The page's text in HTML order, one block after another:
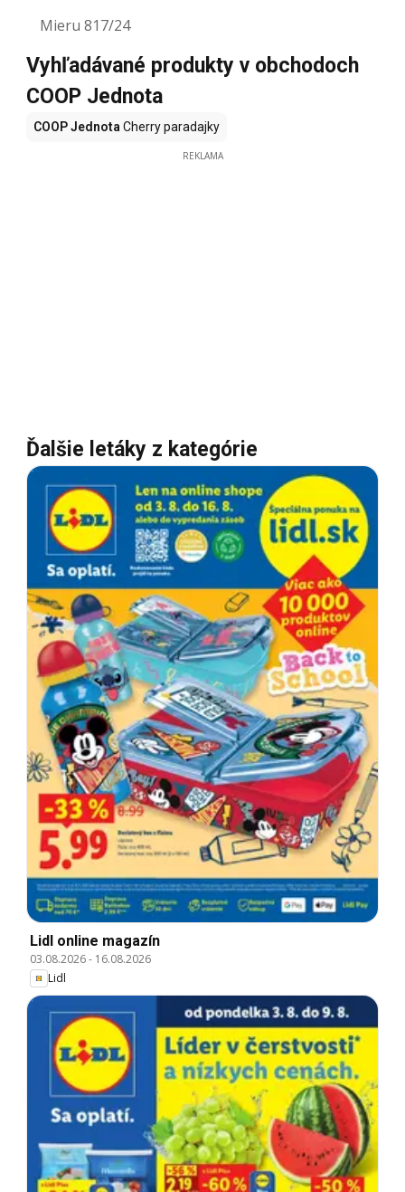
Mieru 817/24
Vyhľadávané produkty v obchodoch
COOP Jednota
COOP Jednota Cherry paradajky
REKLAMA
Ďalšie letáky z kategórie
Lidl online magazín
03.08.2026- 16.08.2026
Lidl